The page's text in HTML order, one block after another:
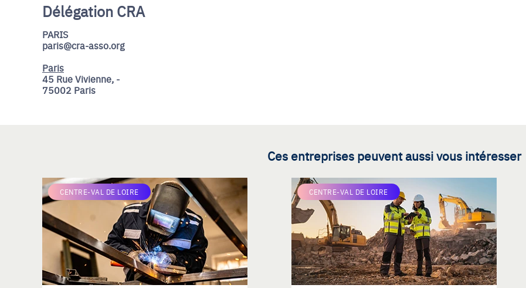
Délégation CRA
PARIS
paris@cra-asso.org
Paris
45 Rue Vivienne, -
75002 Paris
Ces entreprises peuvent aussi vous intéresser
CENTRE-VAL DE LOIRE CENTRE-VAL DE LOIRE